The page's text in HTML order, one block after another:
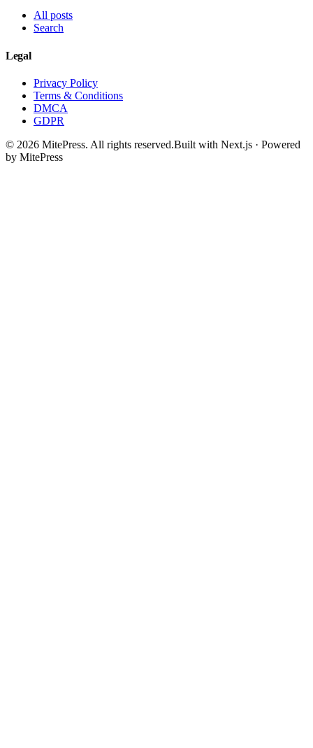
All posts
Search
Legal
Privacy Policy
Terms & Conditions
DMCA
GDPR
© 2026 MitePress. All rights reserved.Built with Next.js · Powered
by MitePress